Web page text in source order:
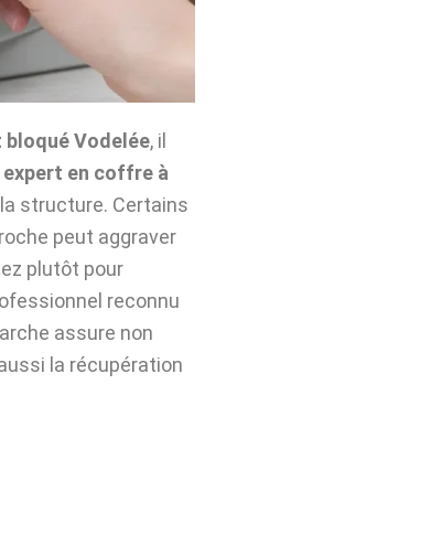
Vodelée, il
en coffre à
la structure. Certains
peut aggraver
plutôt pour
reconnu
assure non
la récupération